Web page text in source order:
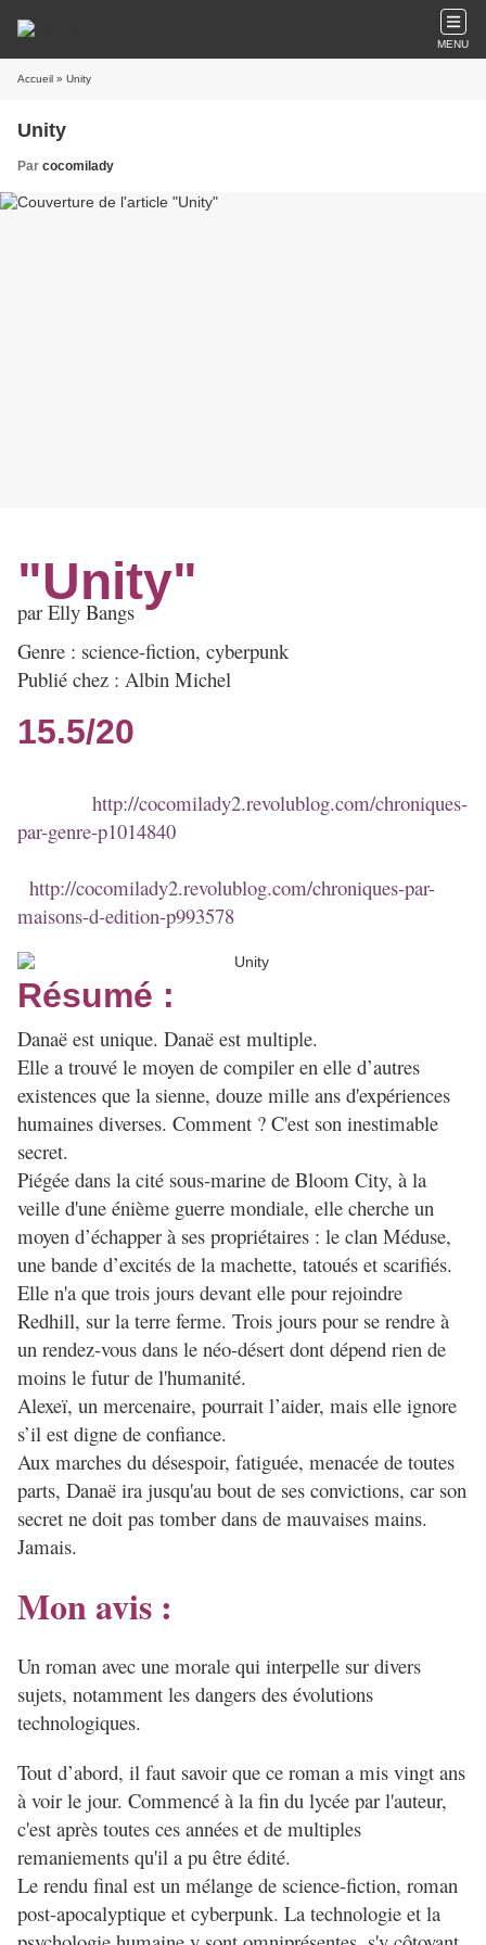
MENU
Accueil » Unity
Unity
Par cocomilady
"Unity"
par Elly Bangs
Genre : science-fiction, cyberpunk
Publié chez : Albin Michel
15.5/20
http://cocomilady2.revolublog.com/chroniques-
par-genre-p1014840
http://cocomilady2.revolublog.com/chroniques-par-
maisons-d-edition-p993578
Résumé :
Danaë est unique. Danaë est multiple.
Elle a trouvé le moyen de compiler en elle d’autres
existences que la sienne, douze mille ans d'expériences
humaines diverses. Comment ? C'est son inestimable
secret.
Piégée dans la cité sous-marine de Bloom City, à la
veille d'une énième guerre mondiale, elle cherche un
moyen d’échapper à ses propriétaires : le clan Méduse,
une bande d’excités de la machette, tatoués et scarifiés.
Elle n'a que trois jours devant elle pour rejoindre
Redhill, sur la terre ferme. Trois jours pour se rendre à
un rendez-vous dans le néo-désert dont dépend rien de
moins le futur de l'humanité.
Alexeï, un mercenaire, pourrait l’aider, mais elle ignore
s’il est digne de confiance.
Aux marches du désespoir, fatiguée, menacée de toutes
parts, Danaë ira jusqu'au bout de ses convictions, car son
secret ne doit pas tomber dans de mauvaises mains.
Jamais.
Mon avis :
Un roman avec une morale qui interpelle sur divers
sujets, notamment les dangers des évolutions
technologiques.
Tout d’abord, il faut savoir que ce roman a mis vingt ans
à voir le jour. Commencé à la fin du lycée par l'auteur,
c'est après toutes ces années et de multiples
remaniements qu'il a pu être édité.
Le rendu final est un mélange de science-fiction, roman
post-apocalyptique et cyberpunk. La technologie et la